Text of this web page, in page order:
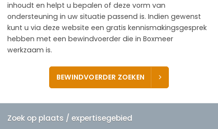
CONTACT
inhoudt en helpt u bepalen of deze vorm van
ondersteuning in uw situatie passend is. Indien gewenst
kunt u via deze website een gratis kennismakingsgesprek
hebben met een bewindvoerder die in Boxmeer
werkzaam is.
BEWINDVOERDER ZOEKEN
Zoek op plaats / expertisegebied